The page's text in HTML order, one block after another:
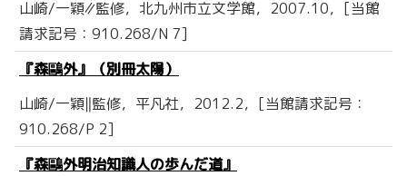
山崎/一穎∥監修，北九州市立文学館，2007.10，[当館
請求記号：910.268/N 7]
『森鷗外』（別冊太陽）
山崎/一穎‖監修，平凡社，2012.2，[当館請求記号：
910.268/P 2]
『森鷗外明治知識人の歩んだ道』